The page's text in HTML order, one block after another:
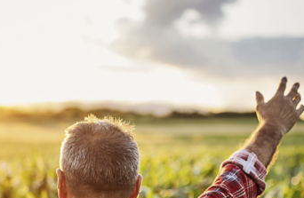
Präferenzen
Nur